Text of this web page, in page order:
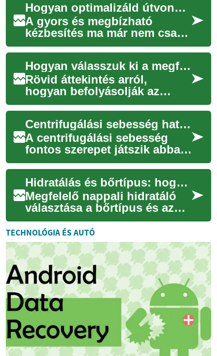
Hogyan optimalizáld útvonaladat a gyorsabb kézbesítésért
A gyors és megbízható
kézbesítés ma már nem csak
a futárok képességén múlik,
hanem az útvonaltervezés
hatékonyságán i...
Hogyan válasszuk ki a megfelelő hegesztési felszerelést különböző anyagokhoz
Rövid áttekintés arról,
hogyan befolyásolják az
anyagok tulajdonságai a
hegesztési eljárás és
berendezés kiválasztásá...
Centrifugálási sebesség hatása: hogyan befolyásolja a ruhák állagát
A centrifugálási sebesség
fontos szerepet játszik abban,
hogyan viselkednek a ruhák a
mosás után: a túl magas
fordula...
Hidratálás és bőrtípus: hogyan válasszunk nappali rutinhoz megfelelő formulát
Megfelelő nappali hidratáló
választása a bőrtípus és az
életmód figyelembevételével
segít optimalizálni a bőr
barrier...
TECHNOLÓGIA ÉS AUTÓ